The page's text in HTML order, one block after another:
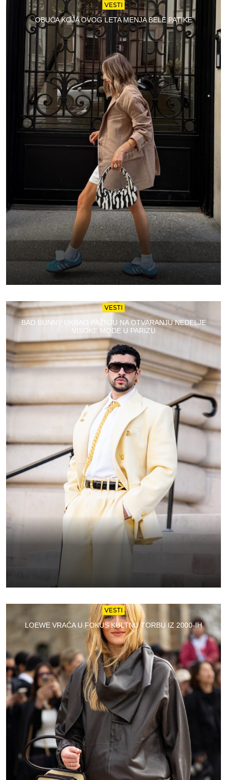
VESTI
OBUĆA KOJA OVOG LETA MENJA BELE PATIKE
VESTI
BAD BUNNY UKRAO PAŽNJU NA OTVARANJU NEDELJE
VISOKE MODE U PARIZU
VESTI
LOEWE VRAĆA U FOKUS KULTNU TORBU IZ 2000-IH